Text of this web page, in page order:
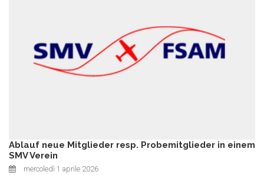
Ablauf neue Mitglieder resp. Probemitglieder in einem
SMV Verein
mercoledì 1 aprile 2026